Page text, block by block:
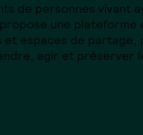
de personnes vivant
une plateforme
espaces de partage,
agir et préserver